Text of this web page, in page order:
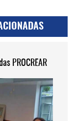
PROCREAR